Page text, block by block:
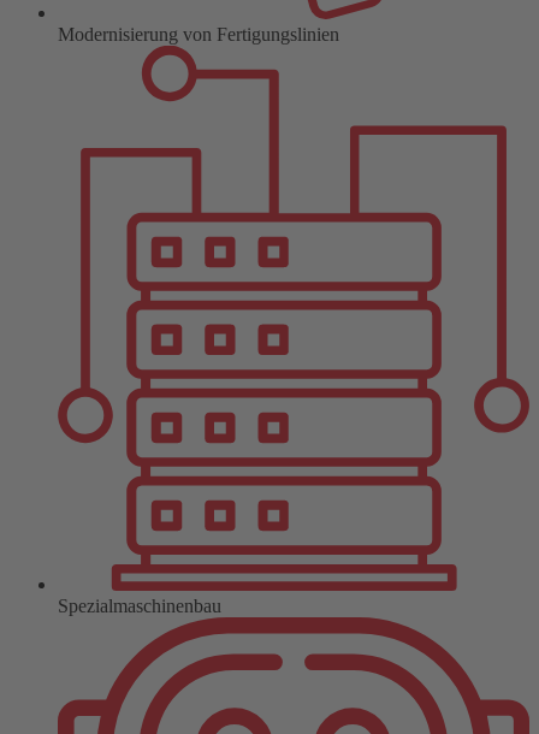
Modernisierung von Fertigungslinien
Spezialmaschinenbau